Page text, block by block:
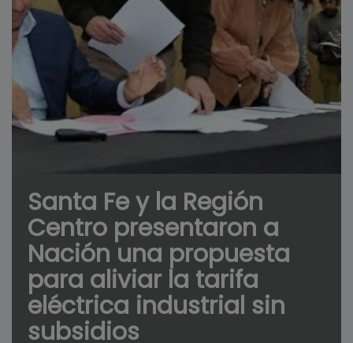
Santa Fe y la Región
Centro presentaron a
Nación una propuesta
para aliviar la tarifa
eléctrica industrial sin
subsidios